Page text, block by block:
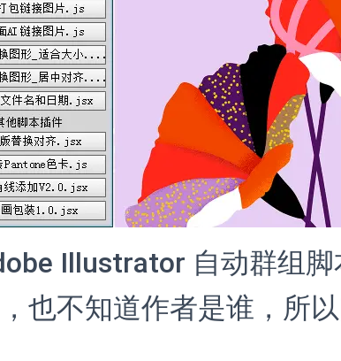
Illustrator 自动群组
也不知道作者是谁，所